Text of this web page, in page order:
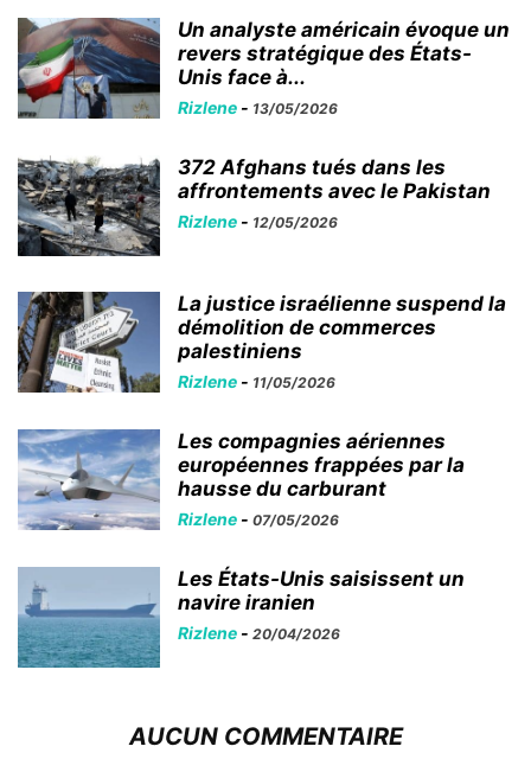
Un analyste américain évoque un
revers stratégique des États-
Unis face à...
Rizlene - 13/05/2026
372 Afghans tués dans les
affrontements avec le Pakistan
Rizlene - 12/05/2026
La justice israélienne suspend la
démolition de commerces
palestiniens
Rizlene - 11/05/2026
Les compagnies aériennes
européennes frappées par la
hausse du carburant
Rizlene - 07/05/2026
Les États-Unis saisissent un
navire iranien
Rizlene - 20/04/2026
AUCUN COMMENTAIRE